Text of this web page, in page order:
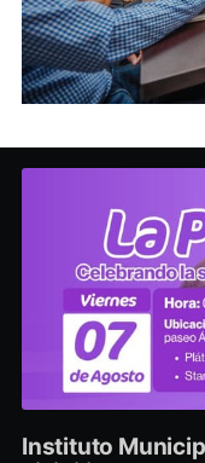
Instituto